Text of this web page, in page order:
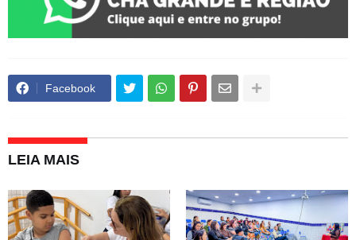
Facebook
LEIA MAIS